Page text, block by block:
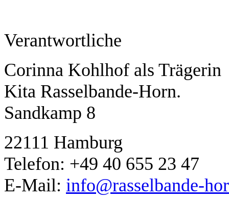
Verantwortliche
Corinna Kohlhof als Trägerin
Kita Rasselbande-Horn.
Sandkamp 8
22111 Hamburg
Telefon: +49 40 655 23 47
E-Mail: info@rasselbande-